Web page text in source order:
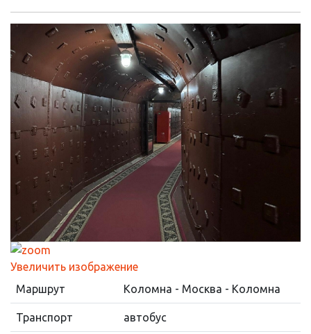
Увеличить изображение
Маршрут
Коломна - Москва - Коломна
Транспорт автобус